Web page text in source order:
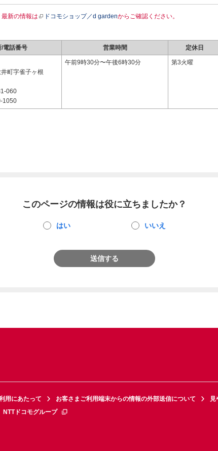
新の情報は ドコモショップ／d gardenからご確認ください。
/電話番号 営業時間 定休日
町字雀子ヶ根
060
1050
午前9時30分〜午後6時30分 第3火曜
このページの情報は役に立ちましたか？
はい いいえ
送信する
用にあたって お客さまご利用端末からの情報の外部送信について
見
NTTドコモグループ